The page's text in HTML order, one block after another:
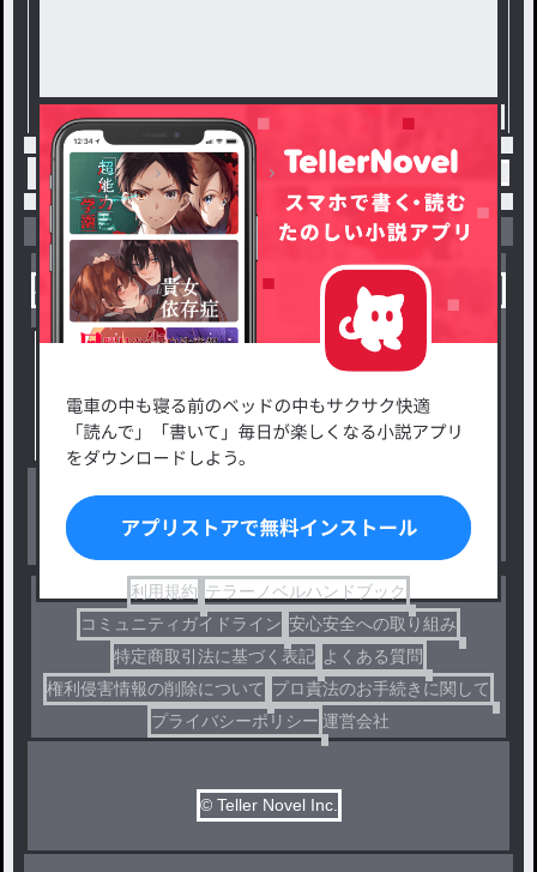
トップ コメディ ［カンヒュBL］歌ドッキリ /
小説を探す
新着小説一覧
小説コンテスト応募・公募
出版・メディアミックス作品
ジャンルから探す
恋愛・ロマンス
ファンタジー・異世界・SF
ホラー・ミステリー
コメディ
利用規約 テラーノベルハンドブック
コミュニティガイドライン 安心安全への取り組み
特定商取引法に基づく表記 よくある質問
権利侵害情報の削除について プロ責法のお手続きに関して
プライバシーポリシー 運営会社
© Teller Novel Inc.